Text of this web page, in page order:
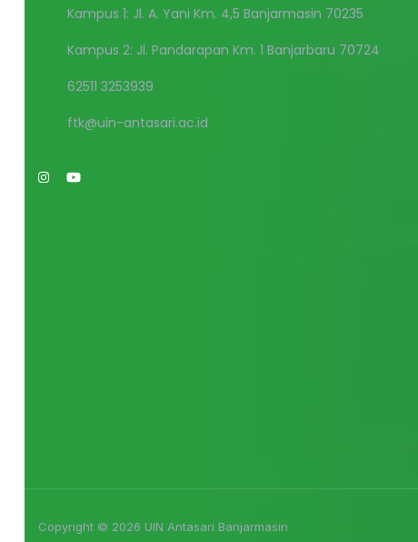
Kampus 1: Jl. A. Yani Km. 4,5 Banjarmasin 70235
Kampus 2: Jl. Pandarapan Km. 1 Banjarbaru 70724
62511 3253939
ftk@uin-antasari.ac.id
Copyright © 2026 UIN Antasari Banjarmasin